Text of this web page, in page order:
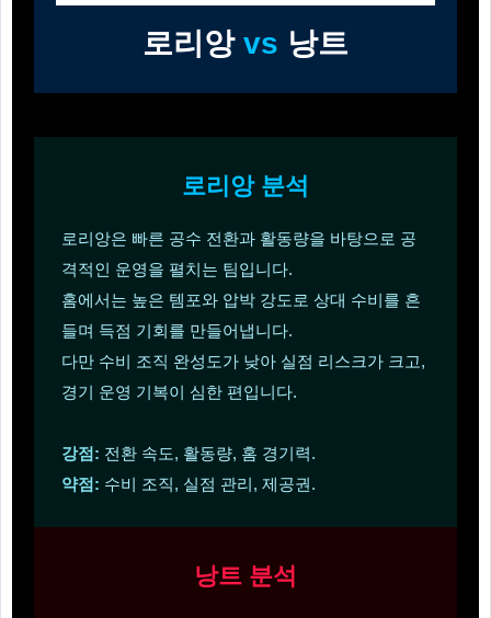
로리앙 vs 낭트
로리앙 분석
로리앙은 빠른 공수 전환과 활동량을 바탕으로 공
격적인 운영을 펼치는 팀입니다.
홈에서는 높은 템포와 압박 강도로 상대 수비를 흔
들며 득점 기회를 만들어냅니다.
다만 수비 조직 완성도가 낮아 실점 리스크가 크고,
경기 운영 기복이 심한 편입니다.
강점: 전환 속도, 활동량, 홈 경기력.
약점: 수비 조직, 실점 관리, 제공권.
낭트 분석